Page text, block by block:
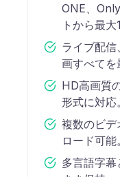
ONE、
トから最
ライブ配
画すべてを
HD高画質
形式に対応。
複数のビデ
ロード可能。
多言語字